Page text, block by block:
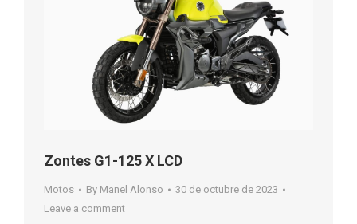
Zontes G1-125 X LCD
Motos By Manel Alonso
30 de octubre de 2023
Leave a comment